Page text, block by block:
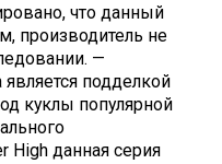
что данный
производитель не
—
подделкой
куклы популярной
High данная серия